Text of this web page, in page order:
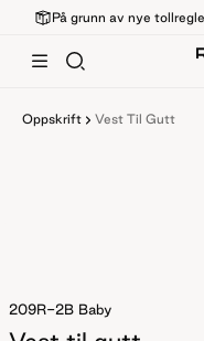
På grunn av nye
Oppskrift Vest Til Gutt
209R-2B Baby